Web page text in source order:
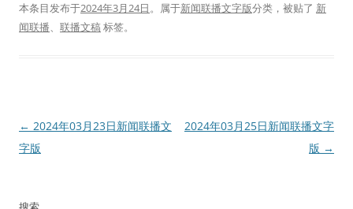
本条目发布于2024年3月24日。属于新闻联播文字版分类，被贴了 新
闻联播、 联播文稿标签。
文
章
← 2024年03月23日新闻联播文
字版
2024年03月25日新闻联播文字
版 →